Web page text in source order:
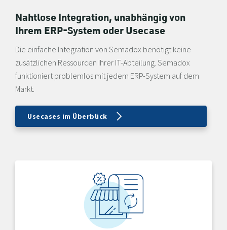
Nahtlose Integration, unabhängig von
Ihrem ERP-System oder Usecase
Die einfache Integration von Semadox benötigt keine
zusätzlichen Ressourcen Ihrer IT-Abteilung. Semadox
funktioniert problemlos mit jedem ERP-System auf dem
Markt.
Usecases im Überblick